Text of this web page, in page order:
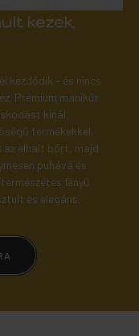
kezek,
kezdődik – és nincs
Prémium manikűr
kínál,
termékekkel.
az elhalt bőrt, majd
puhává és
fényű
és elegáns.